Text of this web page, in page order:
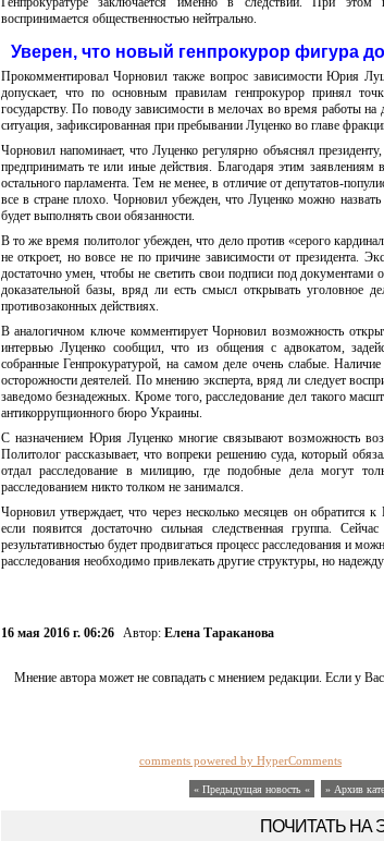
воспринимается общественностью нейтрально.
Уверен, что новый генпрокурор фигура
Прокомментировал Чорновил также вопрос зависимости Юрия
допускает, что по основным правилам генпрокурор принял
государству. По поводу зависимости в мелочах во время работы
ситуация, зафиксированная при пребывании Луценко во главе
Чорновил напоминает, что Луценко регулярно объяснял
предпринимать те или иные действия. Благодаря этим заявлениям
остального парламента. Тем не менее, в отличие от депутатов-
все в стране плохо. Чорновил убежден, что Луценко можно
будет выполнять свои обязанности.
В то же время политолог убежден, что дело против «серого
не откроет, но вовсе не по причине зависимости от президента.
достаточно умен, чтобы не светить свои подписи под
доказательной базы, вряд ли есть смысл открывать уголовное
противозаконных действиях.
В аналогичном ключе комментирует Чорновил возможность
интервью Луценко сообщил, что из общения с адвокатом,
собранные Генпрокуратурой, на самом деле очень слабые.
осторожности деятелей. По мнению эксперта, вряд ли следует
заведомо безнадежных. Кроме того, расследование дел такого
антикоррупционного бюро Украины.
С назначением Юрия Луценко многие связывают возможность
Политолог рассказывает, что вопреки решению суда, который
отдал расследование в милицию, где подобные дела могут
расследованием никто толком не занимался.
Чорновил утверждает, что через несколько месяцев он
если появится достаточно сильная следственная группа.
результативностью будет продвигаться процесс расследования и
расследования необходимо привлекать другие структуры, но
16 мая 2016 г. 06:26 Автор: Елена Тараканова
Мнение автора может не совпадать с мнением редакции. Если у
comments powered by HyperComments
« Предыдущая новость « » Архив
ПОЧИТАТЬ НА